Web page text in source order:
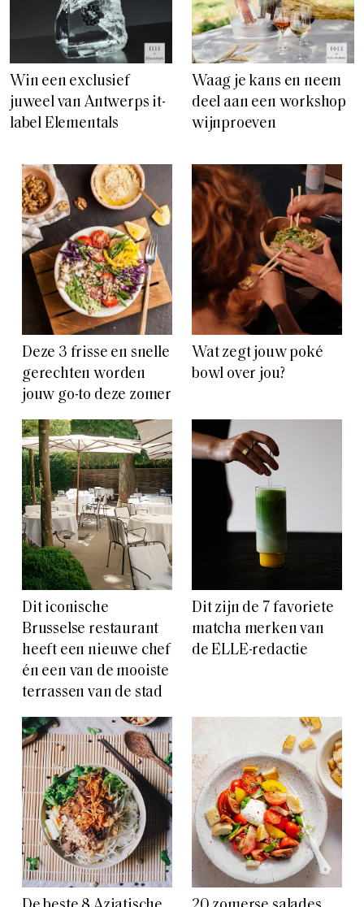
Win een exclusief
juweel van Antwerps it-
label Elementals
Waag je kans en neem
deel aan een workshop
wijnproeven
Deze 3 frisse en snelle
gerechten worden
jouw go-to deze zomer
Wat zegt jouw poké
bowl over jou?
Dit iconische
Brusselse restaurant
heeft een nieuwe chef
én een van de mooiste
terrassen van de stad
Dit zijn de 7 favoriete
matcha merken van
de ELLE-redactie